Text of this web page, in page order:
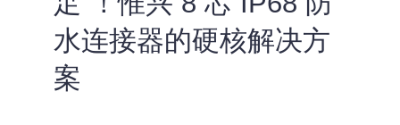
水连接器的硬核解决方
案